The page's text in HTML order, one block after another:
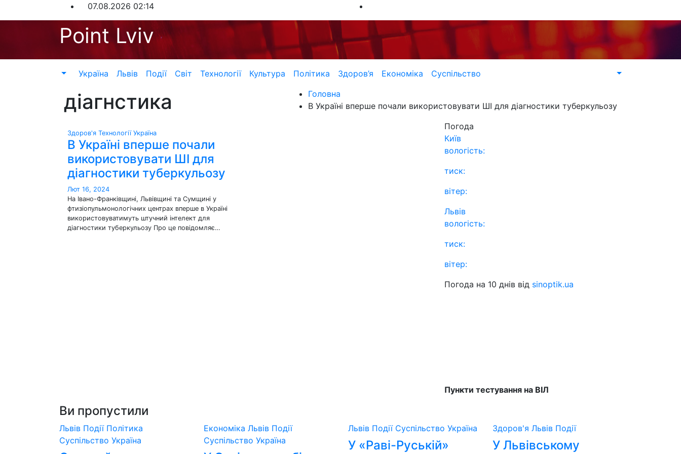
до
07.08.2026 02:14
Point Lviv
Україна Львів Події Світ Технології Культура Політика Здоров’я Економіка Суспільство
діагнстика
Головна
В Україні вперше почали використовувати ШІ для діагностики туберкульозу
Здоров'я Технології Україна
В Україні вперше почали
використовувати ШІ для
діагностики туберкульозу
Лют 16, 2024
На Івано-Франківщині, Львівщині та Сумщині у
фтизіопульмонологічних центрах вперше в Україні
використовуватимуть штучний інтелект для
діагностики туберкульозу Про це повідомляє…
Погода
Київ
вологість:
тиск:
вітер:
Львів
вологість:
тиск:
вітер:
Погода на 10 днів від sinoptik.ua
Пункти тестування на ВІЛ
Ви пропустили
Львів Події Політика
Суспільство Україна
Економіка Львів Події
Суспільство Україна
Львів Події Суспільство Україна
У «Раві-Руській»
Здоров'я Львів Події
У Львівському